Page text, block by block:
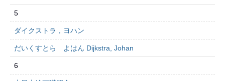
5
ダイクストラ，ヨハン
だいくすとら よはん Dijkstra, Johan
6